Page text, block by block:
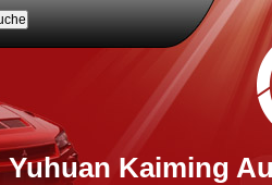
Yuhuan Kaiming